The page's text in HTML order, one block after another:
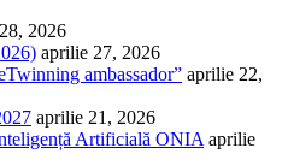
2026
aprilie 27, 2026
ambassador” aprilie 22,
aprilie 21, 2026
Artificială ONIA aprilie